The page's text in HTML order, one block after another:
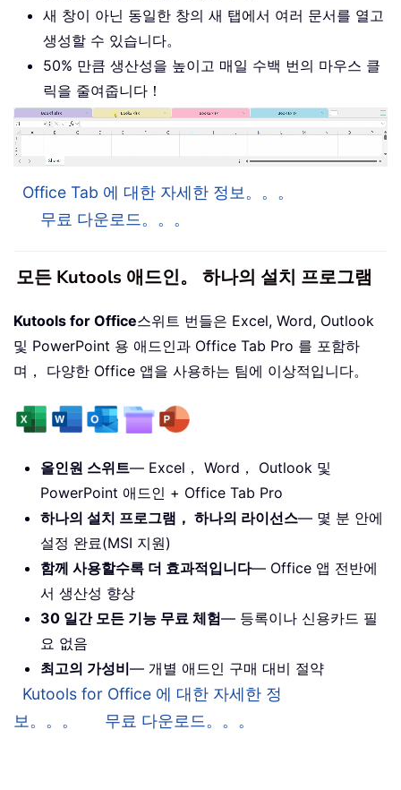
새 창이 아닌 동일한 창의 새 탭에서 여러 문서를 열고
생성할 수 있습니다。
50% 만큼 생산성을 높이고 매일 수백 번의 마우스 클
릭을 줄여줍니다！
Office Tab 에 대한 자세한 정보。。。
무료 다운로드。。。
모든 Kutools 애드인。 하나의 설치 프로그램
Kutools for Office스위트 번들은 Excel, Word, Outlook
및 PowerPoint 용 애드인과 Office Tab Pro 를 포함하
며， 다양한 Office 앱을 사용하는 팀에 이상적입니다。
올인원 스위트— Excel， Word， Outlook 및
PowerPoint 애드인 + Office Tab Pro
하나의 설치 프로그램， 하나의 라이선스— 몇 분 안에
설정 완료(MSI 지원)
함께 사용할수록 더 효과적입니다— Office 앱 전반에
서 생산성 향상
30 일간 모든 기능 무료 체험— 등록이나 신용카드 필
요 없음
최고의 가성비— 개별 애드인 구매 대비 절약
Kutools for Office 에 대한 자세한 정
보。。。
무료 다운로드。。。